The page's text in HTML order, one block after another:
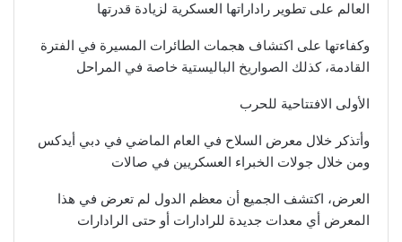
العالم على تطوير راداراتها العسكرية لزيادة قدرتها
وكفاءتها على اكتشاف هجمات الطائرات المسيرة في الفترة
القادمة، كذلك الصواريخ الباليستية خاصة في المراحل
الأولى الافتتاحية للحرب
وأتذكر خلال معرض السلاح في العام الماضي في دبي أيدكس
ومن خلال جولات الخبراء العسكريين في صالات
العرض، اكتشف الجميع أن معظم الدول لم تعرض في هذا
المعرض أي معدات جديدة للرادارات أو حتى الرادارات